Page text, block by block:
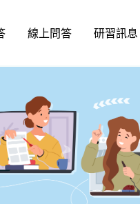
線上問答 研習訊息